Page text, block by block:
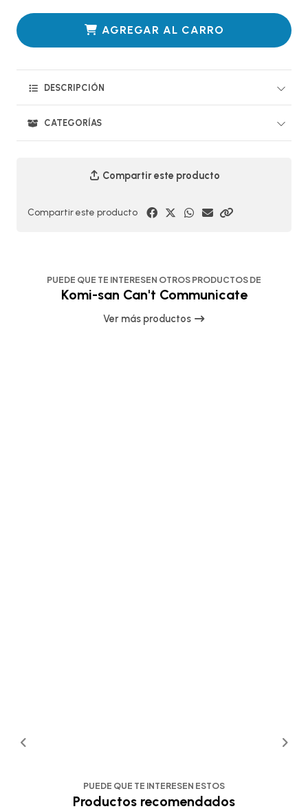
AGREGAR AL CARRO
DESCRIPCIÓN
CATEGORÍAS
Compartir este producto
Compartir este producto
PUEDE QUE TE INTERESEN OTROS PRODUCTOS DE
Komi-san Can't Communicate
Ver más productos
PUEDE QUE TE INTERESEN ESTOS
Productos recomendados